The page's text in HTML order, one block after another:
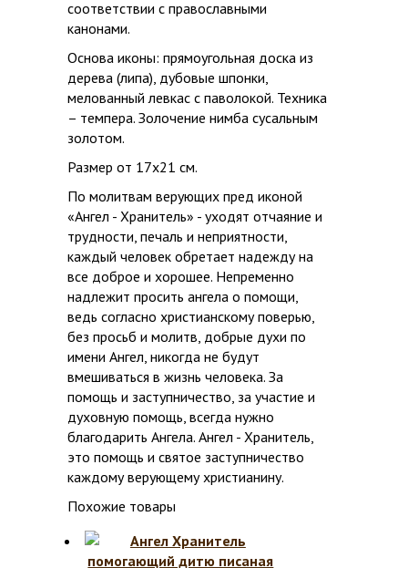
соответствии с православными
канонами.
Основа иконы: прямоугольная доска из
дерева (липа), дубовые шпонки,
мелованный левкас с паволокой. Техника
– темпера. Золочение нимба сусальным
золотом.
Размер от 17х21 см.
По молитвам верующих пред иконой
«Ангел - Хранитель» - уходят отчаяние и
трудности, печаль и неприятности,
каждый человек обретает надежду на
все доброе и хорошее. Непременно
надлежит просить ангела о помощи,
ведь согласно христианскому поверью,
без просьб и молитв, добрые духи по
имени Ангел, никогда не будут
вмешиваться в жизнь человека. За
помощь и заступничество, за участие и
духовную помощь, всегда нужно
благодарить Ангела. Ангел - Хранитель,
это помощь и святое заступничество
каждому верующему христианину.
Похожие товары